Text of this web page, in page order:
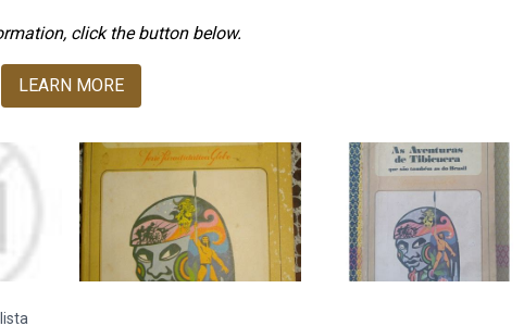
click the button below.
LEARN MORE